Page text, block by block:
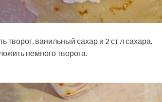
творог, ванильный сахар и 2 ст л сахара.
немного творога.